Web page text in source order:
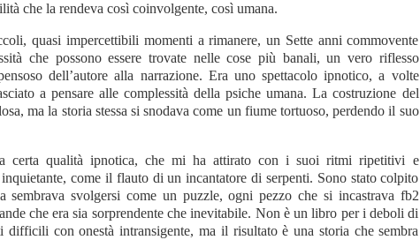
che la rendeva così coinvolgente, così umana.
quasi impercettibili momenti a rimanere, un Sette anni commovente
che possono essere trovate nelle cose più banali, un vero riflesso
dell’autore alla narrazione. Era uno spettacolo ipnotico, a volte
a pensare alle complessità della psiche umana. La costruzione del
ma la storia stessa si snodava come un fiume tortuoso, perdendo il suo
certa qualità ipnotica, che mi ha attirato con i suoi ritmi ripetitivi e
inquietante, come il flauto di un incantatore di serpenti. Sono stato colpito
svolgersi come un puzzle, ogni pezzo che si incastrava fb2
che era sia sorprendente che inevitabile. Non è un libro per i deboli di
difficili con onestà intransigente, ma il risultato è una storia che sembra